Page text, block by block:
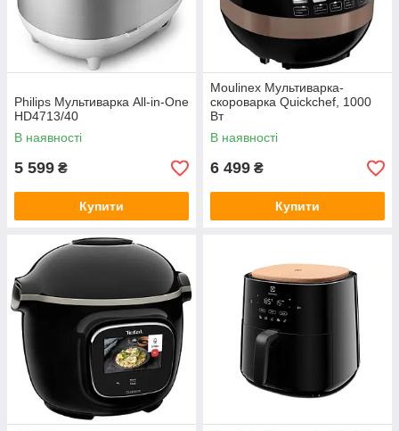
Philips Мультиварка All-in-One
HD4713/40
В наявності
5 599 ₴
Купити
Moulinex Мультиварка-
скороварка Quickchef, 1000
Вт
В наявності
6 499 ₴
Купити